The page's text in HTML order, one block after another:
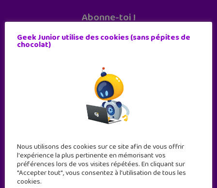
Abonne-toi !
11 numéros par an
Geek Junior utilise des cookies (sans pépites de
chocolat)
Nous utilisons des cookies sur ce site afin de vous offrir
l'expérience la plus pertinente en mémorisant vos
préférences lors de vos visites répétées. En cliquant sur
"Accepter tout", vous consentez à l'utilisation de tous les
cookies.